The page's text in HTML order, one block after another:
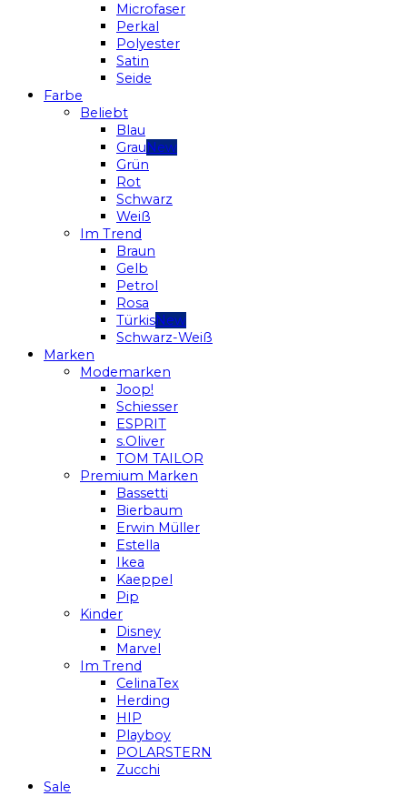
Microfaser
Perkal
Polyester
Satin
Seide
Farbe
Beliebt
Blau
Grau
Grün
Rot
Schwarz
Weiß
Im Trend
Braun
Gelb
Petrol
Rosa
Türkis
Schwarz-Weiß
Marken
Modemarken
Joop!
Schiesser
ESPRIT
s.Oliver
TOM TAILOR
Premium Marken
Bassetti
Bierbaum
Erwin Müller
Estella
Ikea
Kaeppel
Pip
Kinder
Disney
Marvel
Im Trend
CelinaTex
Herding
HIP
Playboy
POLARSTERN
Zucchi
Sale